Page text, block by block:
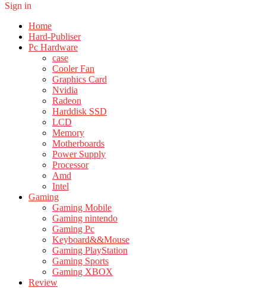
Sign in
Home
Hard-Publiser
Pc Hardware
case
Cooler Fan
Graphics Card
Nvidia
Radeon
Harddisk SSD
LCD
Memory
Motherboards
Power Supply
Processor
Amd
Intel
Gaming
Gaming Mobile
Gaming nintendo
Gaming Pc
Keyboard&&Mouse
Gaming PlayStation
Gaming Sports
Gaming XBOX
Review